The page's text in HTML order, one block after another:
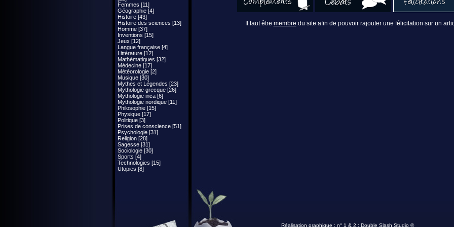
Femmes [11]
Géographie [4]
Histoire [43]
Histoire des sciences [13]
Homme [37]
Inventions [15]
Jeux [12]
Langue française [4]
Littérature [12]
Mathématiques [32]
Médecine [17]
Météorologie [2]
Musique [30]
Mythes et Légendes [23]
Mythologie grecque [26]
Mythologie inca [6]
Mythologie nordique [11]
Philosophie [15]
Physique [17]
Politique [3]
Prises de conscience [51]
Psychologie [31]
Religion [28]
Sagesse [31]
Sociologie [30]
Sports [4]
Technologies [15]
Utopies [8]
Il faut être membre du site afin de pouvoir rajouter une félicitation sur un
Réalisation graphique : n° 1 & 2 : Double Slash Studio ©